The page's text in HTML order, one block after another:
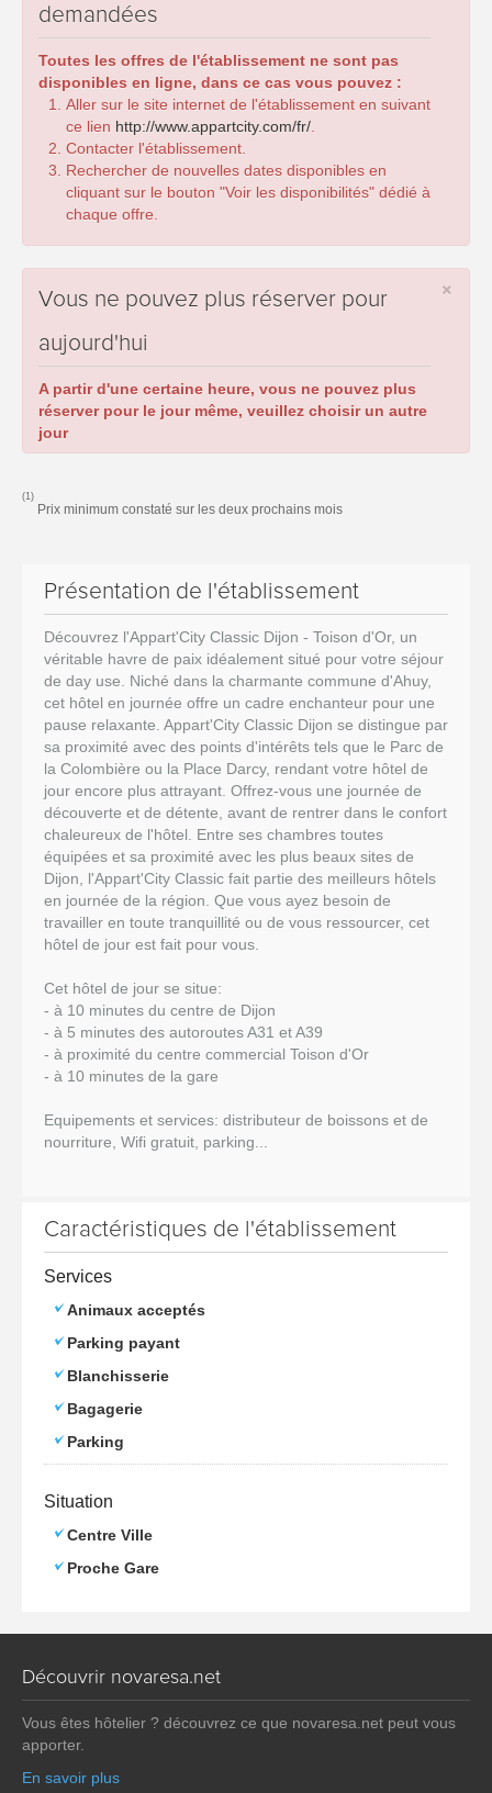
demandées
Toutes les offres de l'établissement ne sont pas
disponibles en ligne, dans ce cas vous pouvez :
Aller sur le site internet de l'établissement en suivant
ce lien http://www.appartcity.com/fr/
Contacter l'établissement.
Rechercher de nouvelles dates disponibles en
cliquant sur le bouton "Voir les disponibilités" dédié à
chaque offre.
×
Vous ne pouvez plus réserver pour
aujourd'hui
A partir d'une certaine heure, vous ne pouvez plus
réserver pour le jour même, veuillez choisir un autre
jour
(1)
Prix minimum constaté sur les deux prochains mois
Présentation de l'établissement
Découvrez l'Appart'City Classic Dijon - Toison d'Or, un
véritable havre de paix idéalement situé pour votre séjour
de day use. Niché dans la charmante commune d'Ahuy,
cet hôtel en journée offre un cadre enchanteur pour une
pause relaxante. Appart'City Classic Dijon se distingue par
sa proximité avec des points d'intérêts tels que le Parc de
la Colombière ou la Place Darcy, rendant votre hôtel de
jour encore plus attrayant. Offrez-vous une journée de
découverte et de détente, avant de rentrer dans le confort
chaleureux de l'hôtel. Entre ses chambres toutes
équipées et sa proximité avec les plus beaux sites de
Dijon, l'Appart'City Classic fait partie des meilleurs hôtels
en journée de la région. Que vous ayez besoin de
travailler en toute tranquillité ou de vous ressourcer, cet
hôtel de jour est fait pour vous.
Cet hôtel de jour se situe:
- à 10 minutes du centre de Dijon
- à 5 minutes des autoroutes A31 et A39
- à proximité du centre commercial Toison d'Or
- à 10 minutes de la gare
Equipements et services: distributeur de boissons et de
nourriture, Wifi gratuit, parking...
Caractéristiques de l'établissement
Services
Animaux acceptés
Parking payant
Blanchisserie
Bagagerie
Parking
Situation
Centre Ville
Proche Gare
Découvrir novaresa.net
Vous êtes hôtelier ? découvrez ce que novaresa.net peut vous
apporter.
En savoir plus